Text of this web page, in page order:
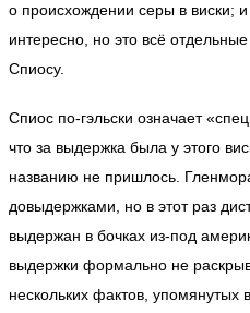
о происхождении серы в виски;
интересно, но это всё
Спиосу.
Спиос по-гэльски означает
что за выдержка была у этого
названию не пришлось.
довыдержками, но в этот раз
выдержан в бочках из-под
выдержки формально не
нескольких фактов,